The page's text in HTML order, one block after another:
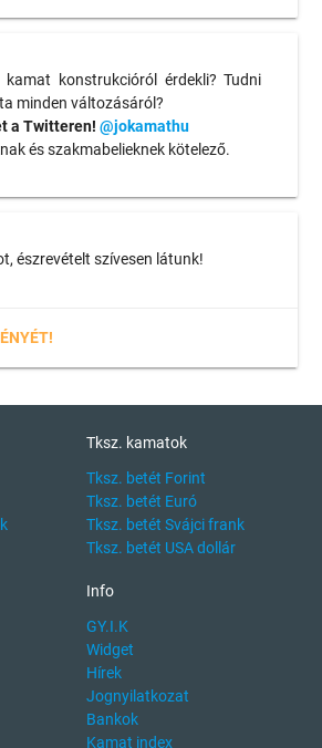
konstrukcióról érdekli? Tudni
minden változásáról?
a Twitteren! @jokamathu
és szakmabelieknek kötelező.
észrevételt szívesen látunk!
Tksz. kamatok
Tksz. betét Forint
Tksz. betét Euró
Tksz. betét Svájci frank
Tksz. betét USA dollár
Info
GY.I.K
Widget
Hírek
Jognyilatkozat
Bankok
Kamat index